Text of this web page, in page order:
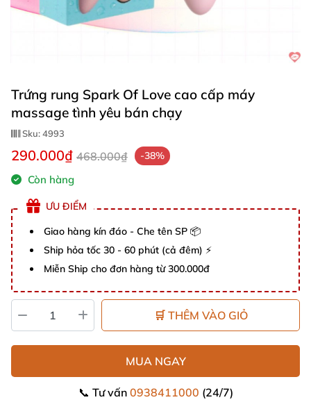
Trứng rung Spark Of Love cao cấp máy
massage tình yêu bán chạy
Sku:4993
290.000₫ 468.000₫ -38%
Còn hàng
ƯU ĐIỂM
Giao hàng kín đáo - Che tên SP 📦
Ship hỏa tốc 30 - 60 phút (cả đêm) ⚡
Miễn Ship cho đơn hàng từ 300.000đ
🛒 THÊM VÀO GIỎ
MUA NGAY
📞 Tư vấn 0938411000 (24/7)